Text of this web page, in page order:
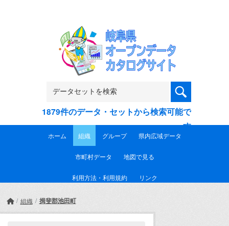
1879件のデータ・セットから検索可能で
す
ホーム 組織 グループ 県内広域データ
市町村データ 地図で見る
利用方法・利用規約 リンク
組織 揖斐郡池田町